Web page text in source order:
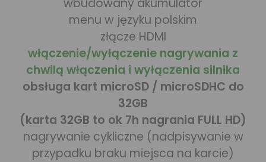
wbudowany akumulator
menu w języku polskim
złącze HDMI
włączenie/wyłączenie nagrywania z
chwilą włączenia i wyłączenia silnika
obsługa kart microSD / microSDHC do
32GB
(karta 32GB to ok 7h nagrania FULL HD)
nagrywanie cykliczne (nadpisywanie w
przypadku braku miejsca na karcie)